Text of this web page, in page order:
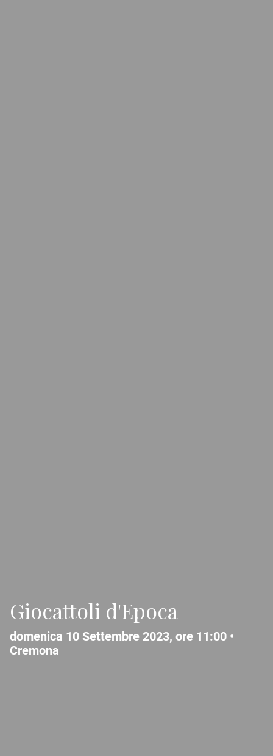
Giocattoli d'Epoca
domenica 10 Settembre 2023, ore 11:00 •
Cremona